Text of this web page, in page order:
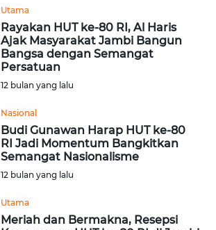
Utama
Rayakan HUT ke-80 RI, Al Haris
Ajak Masyarakat Jambi Bangun
Bangsa dengan Semangat
Persatuan
12 bulan yang lalu
Nasional
Budi Gunawan Harap HUT ke-80
RI Jadi Momentum Bangkitkan
Semangat Nasionalisme
12 bulan yang lalu
Utama
Meriah dan Bermakna, Resepsi